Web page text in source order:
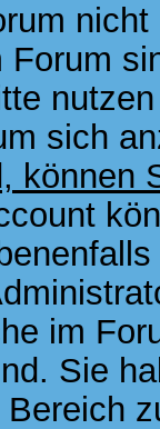
Forum
sich
können
im
Sie